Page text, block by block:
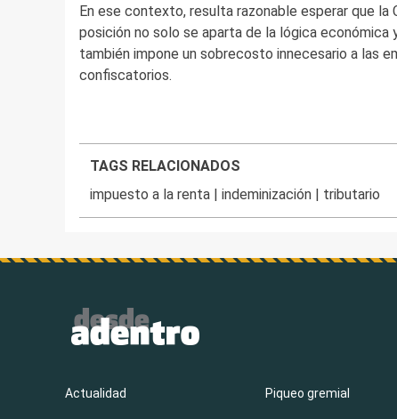
En ese contexto, resulta razonable esperar que
posición no solo se aparta de la lógica
también impone un sobrecosto innecesario a las
confiscatorios.
TAGS RELACIONADOS
impuesto a la renta |indeminización | tributario
Actualidad Piqueo gremial